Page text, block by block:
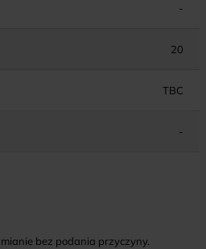
-
20
TBC
-
bez podania przyczyny.